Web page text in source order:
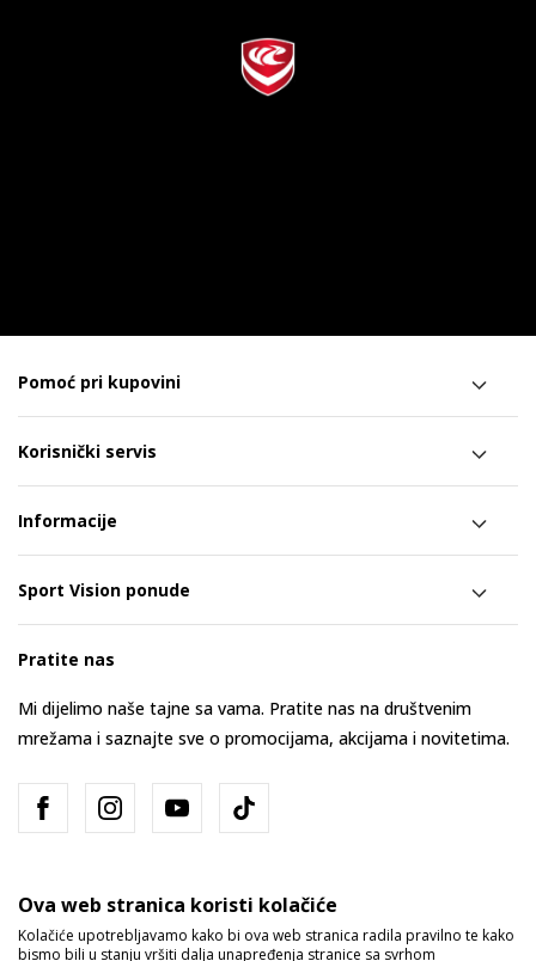
Pomoć pri kupovini
Korisnički servis
Informacije
Sport Vision ponude
Pratite nas
Mi dijelimo naše tajne sa vama. Pratite nas na društvenim
mrežama i saznajte sve o promocijama, akcijama i novitetima.
Ova web stranica koristi kolačiće
Kolačiće upotrebljavamo kako bi ova web stranica radila pravilno te kako
bismo bili u stanju vršiti dalja unapređenja stranice sa svrhom